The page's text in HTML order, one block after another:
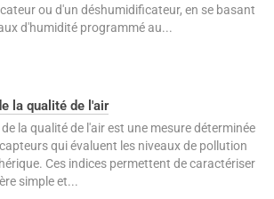
ou d'un déshumidificateur, en se basant
d'humidité programmé au...
la qualité de l'air
de la qualité de l'air est une mesure déterminée
qui évaluent les niveaux de pollution
Ces indices permettent de caractériser
simple et...